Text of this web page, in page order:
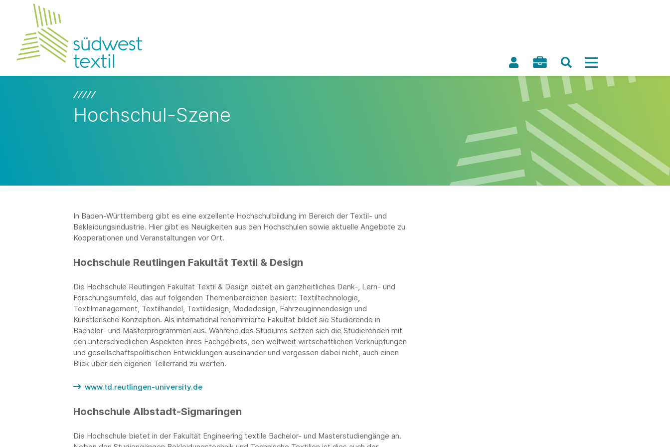
Hochschul-Szene
In Baden-Württemberg gibt es eine exzellente Hochschulbildung im Bereich der Textil- und
Bekleidungsindustrie. Hier gibt es Neuigkeiten aus den Hochschulen sowie aktuelle Angebote zu
Kooperationen und Veranstaltungen vor Ort.
Hochschule Reutlingen Fakultät Textil & Design
Die Hochschule Reutlingen Fakultät Textil & Design bietet ein ganzheitliches Denk-, Lern- und
Forschungsumfeld, das auf folgenden Themenbereichen basiert: Textiltechnologie,
Textilmanagement, Textilhandel, Textildesign, Modedesign, Fahrzeuginnendesign und
Künstlerische Konzeption. Als international renommierte Fakultät bildet sie Studierende in
Bachelor- und Masterprogrammen aus. Während des Studiums setzen sich die Studierenden mit
den unterschiedlichen Aspekten ihres Fachgebiets, den weltweit wirtschaftlichen Verknüpfungen
und gesellschaftspolitischen Entwicklungen auseinander und vergessen dabei nicht, auch einen
Blick über den eigenen Tellerrand zu werfen.
www.td.reutlingen-university.de
Hochschule Albstadt-Sigmaringen
Die Hochschule bietet in der Fakultät Engineering textile Bachelor- und Masterstudiengänge an.